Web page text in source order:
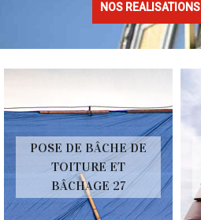
NOS REALISATIONS
POSE DE BÂCHE DE
TOITURE ET
BÂCHAGE 27